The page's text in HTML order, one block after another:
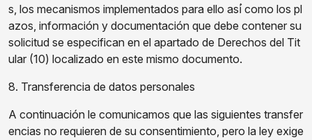
s, los mecanismos implementados para ello así́ como los pl
azos, información y documentación que debe contener su
solicitud se especifican en el apartado de Derechos del Tit
ular (10) localizado en este mismo documento.
8. Transferencia de datos personales
A continuación le comunicamos que las siguientes transfer
encias no requieren de su consentimiento, pero la ley exige